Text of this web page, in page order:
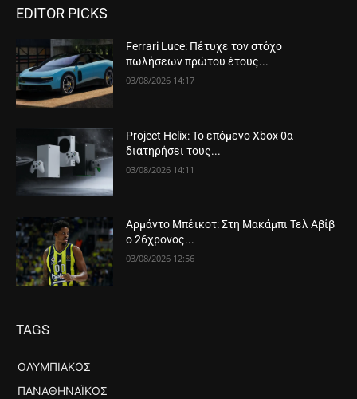
EDITOR PICKS
Ferrari Luce: Πέτυχε τον στόχο
πωλήσεων πρώτου έτους...
03/08/2026 14:17
Project Helix: Το επόμενο Xbox θα
διατηρήσει τους...
03/08/2026 14:11
Αρμάντο Μπέικοτ: Στη Μακάμπι Τελ Αβίβ
ο 26χρονος...
03/08/2026 12:56
TAGS
ΟΛΥΜΠΙΑΚΌΣ
ΠΑΝΑΘΗΝΑΪΚΌΣ